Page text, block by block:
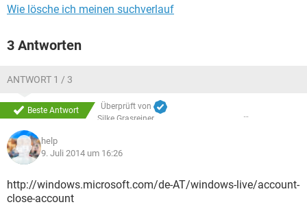
Wie lösche ich meinen suchverlauf
3 Antworten
ANTWORT 1 / 3
Beste Antwort
Überprüft von
Silke Grasreiner
help
9. Juli 2014 um 16:26
http://windows.microsoft.com/de-AT/windows-live/account-
close-account